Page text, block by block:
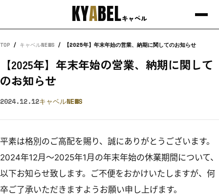
KYABELキャベル
TOP / キャベルNEWS / 【2025年】年末年始の営業、納期に関してのお知らせ
【2025年】年末年始の営業、納期に関して
のお知らせ
2024.12.12キャベルNEWS
平素は格別のご高配を賜り、誠にありがとうございます。
2024年12月～2025年1月の年末年始の休業期間について、
以下お知らせ致します。ご不便をおかけいたしますが、何
卒ご了承いただきますようお願い申し上げます。